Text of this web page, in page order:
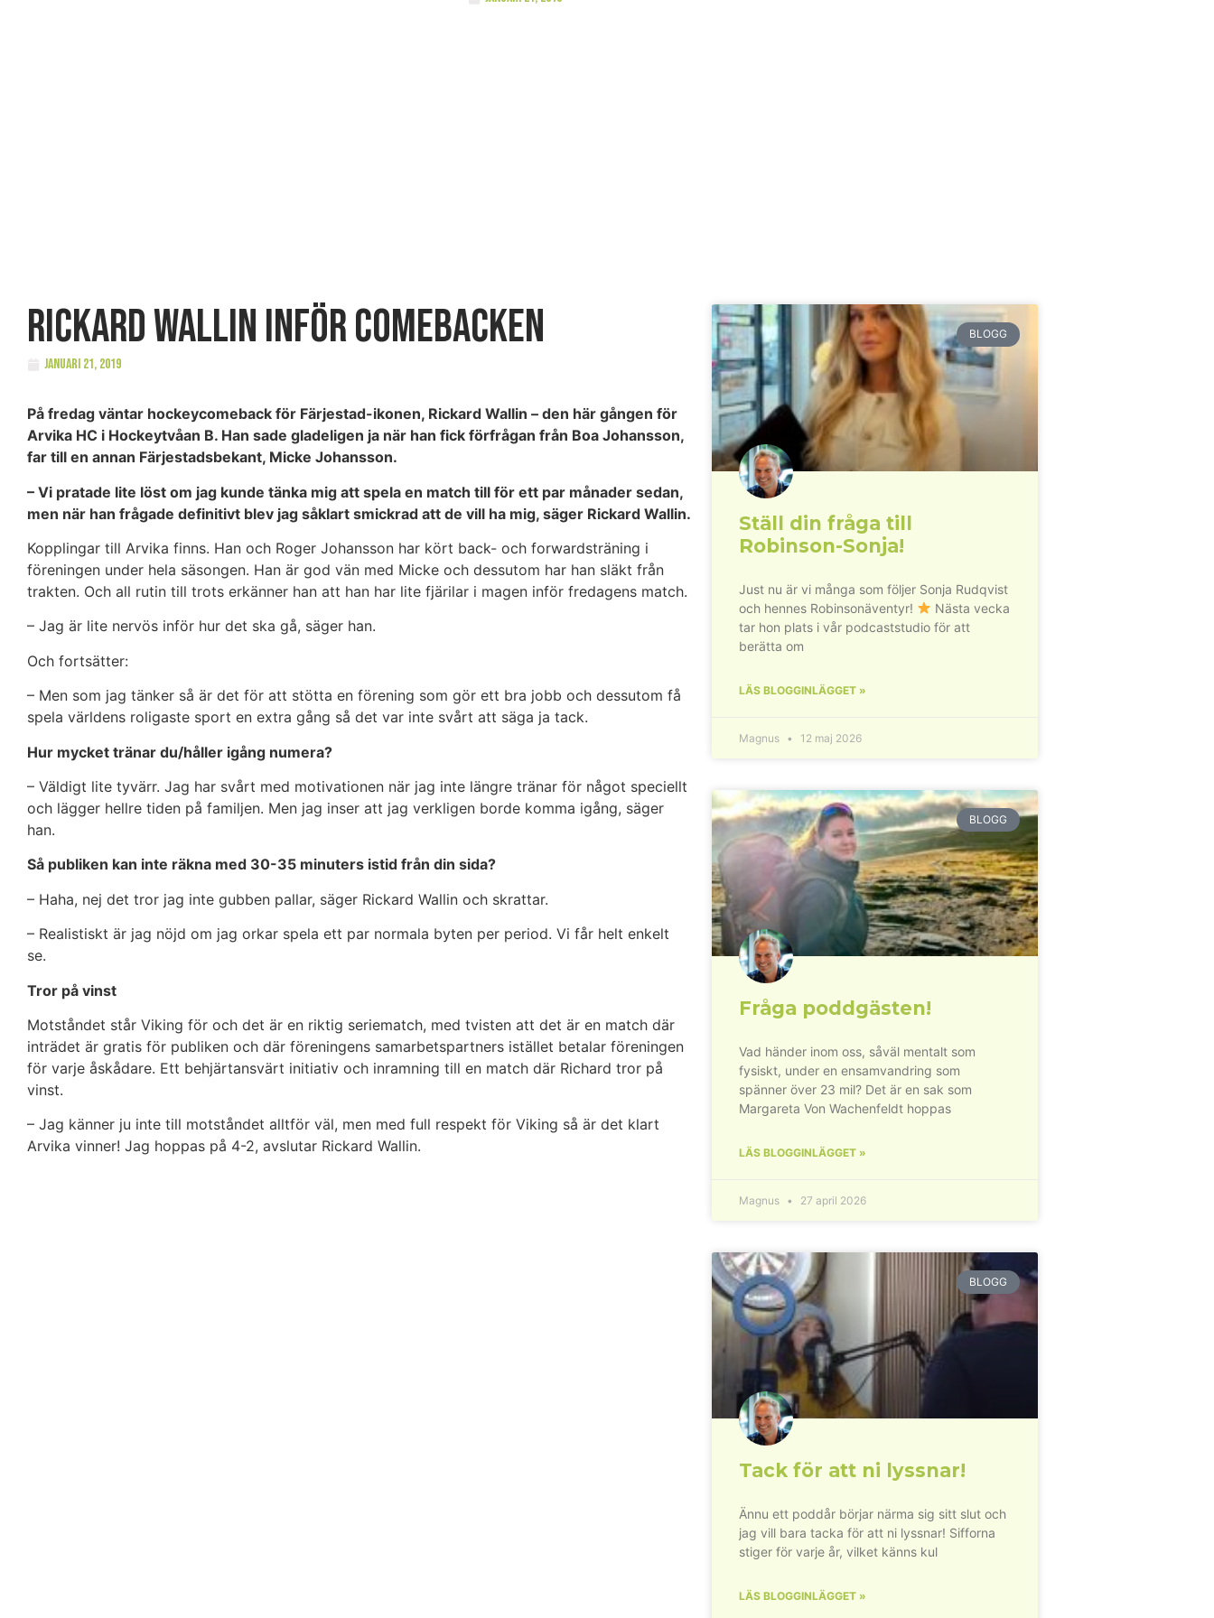
Rickard Wallin inför comebacken
januari 21, 2019
På fredag väntar hockeycomeback för Färjestad-ikonen, Rickard Wallin – den här gången för
Arvika HC i Hockeytvåan B. Han sade gladeligen ja när han fick förfrågan från Boa Johansson,
far till en annan Färjestadsbekant, Micke Johansson.
– Vi pratade lite löst om jag kunde tänka mig att spela en match till för ett par månader sedan,
men när han frågade definitivt blev jag såklart smickrad att de vill ha mig, säger Rickard Wallin.
Kopplingar till Arvika finns. Han och Roger Johansson har kört back- och forwardsträning i
föreningen under hela säsongen. Han är god vän med Micke och dessutom har han släkt från
trakten. Och all rutin till trots erkänner han att han har lite fjärilar i magen inför fredagens match.
– Jag är lite nervös inför hur det ska gå, säger han.
Och fortsätter:
– Men som jag tänker så är det för att stötta en förening som gör ett bra jobb och dessutom få
spela världens roligaste sport en extra gång så det var inte svårt att säga ja tack.
Hur mycket tränar du/håller igång numera?
– Väldigt lite tyvärr. Jag har svårt med motivationen när jag inte längre tränar för något speciellt
och lägger hellre tiden på familjen. Men jag inser att jag verkligen borde komma igång, säger
han.
Så publiken kan inte räkna med 30-35 minuters istid från din sida?
– Haha, nej det tror jag inte gubben pallar, säger Rickard Wallin och skrattar.
– Realistiskt är jag nöjd om jag orkar spela ett par normala byten per period. Vi får helt enkelt
se.
Tror på vinst
Motståndet står Viking för och det är en riktig seriematch, med tvisten att det är en match där
inträdet är gratis för publiken och där föreningens samarbetspartners istället betalar föreningen
för varje åskådare. Ett behjärtansvärt initiativ och inramning till en match där Richard tror på
vinst.
– Jag känner ju inte till motståndet alltför väl, men med full respekt för Viking så är det klart
Arvika vinner! Jag hoppas på 4-2, avslutar Rickard Wallin.
BLOGG
Ställ din fråga till
Robinson-Sonja!
Just nu är vi många som följer Sonja Rudqvist
och hennes Robinsonäventyr!
Nästa vecka
tar hon plats i vår podcaststudio för att
berätta om
LÄS BLOGGINLÄGGET »
Magnus 12 maj 2026
BLOGG
Fråga poddgästen!
Vad händer inom oss, såväl mentalt som
fysiskt, under en ensamvandring som
spänner över 23 mil? Det är en sak som
Margareta Von Wachenfeldt hoppas
LÄS BLOGGINLÄGGET »
Magnus 27 april 2026
BLOGG
Tack för att ni lyssnar!
Ännu ett poddår börjar närma sig sitt slut och
jag vill bara tacka för att ni lyssnar! Sifforna
stiger för varje år, vilket känns kul
LÄS BLOGGINLÄGGET »